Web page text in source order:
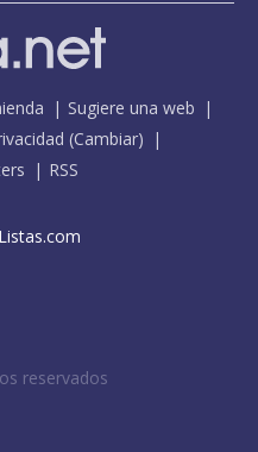
Sugiere una web
(Cambiar)
RSS
reservados